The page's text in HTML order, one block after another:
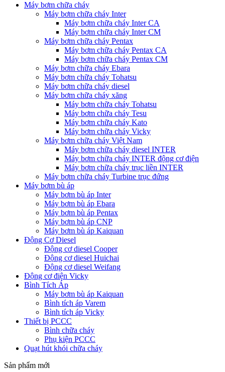
Máy bơm chữa cháy
Máy bơm chữa cháy Inter
Máy bơm chữa cháy Inter CA
Máy bơm chữa cháy Inter CM
Máy bơm chữa cháy Pentax
Máy bơm chữa cháy Pentax CA
Máy bơm chữa cháy Pentax CM
Máy bơm chữa cháy Ebara
Máy bơm chữa cháy Tohatsu
Máy bơm chữa cháy diesel
Máy bơm chữa cháy xăng
Máy bơm chữa cháy Tohatsu
Máy bơm chữa cháy Tesu
Máy bơm chữa cháy Kato
Máy bơm chữa cháy Vicky
Máy bơm chữa cháy Việt Nam
Máy bơm chữa cháy diesel INTER
Máy bơm chữa cháy INTER động cơ điện
Máy bơm chữa cháy trục liền INTER
Máy bơm chữa cháy Turbine trục đứng
Máy bơm bù áp
Máy bơm bù áp Inter
Máy bơm bù áp Ebara
Máy bơm bù áp Pentax
Máy bơm bù áp CNP
Máy bơm bù áp Kaiquan
Động Cơ Diesel
Động cơ diesel Cooper
Động cơ diesel Huichai
Động cơ diesel Weifang
Động cơ điện Vicky
Bình Tích Áp
Máy bơm bù áp Kaiquan
Bình tích áp Varem
Bình tích áp Vicky
Thiết bị PCCC
Bình chữa cháy
Phụ kiện PCCC
Quạt hút khói chữa cháy
Sản phẩm mới